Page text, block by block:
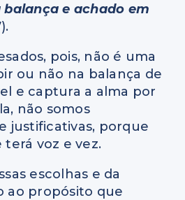
balança e achado em
pois, não é uma
ou não na balança de
e captura a alma por
não somos
justificativas, porque
terá voz e vez.
escolhas e da
ao propósito que